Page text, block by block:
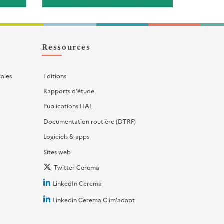
Ressources
Editions
Rapports d'étude
Publications HAL
Documentation routière (DTRF)
Logiciels & apps
Sites web
Twitter Cerema
LinkedIn Cerema
Linkedin Cerema Clim'adapt